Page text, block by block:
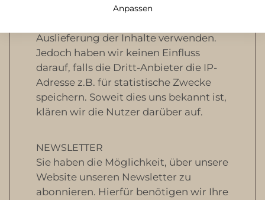
verwenden, deren jeweilige Anbieter
Auslieferung der Inhalte verwenden.
Jedoch haben wir keinen Einfluss
darauf, falls die Dritt-Anbieter die IP-
Adresse z.B. für statistische Zwecke
speichern. Soweit dies uns bekannt ist,
klären wir die Nutzer darüber auf.
NEWSLETTER
Sie haben die Möglichkeit, über unsere
Website unseren Newsletter zu
abonnieren. Hierfür benötigen wir Ihre
Anpassen